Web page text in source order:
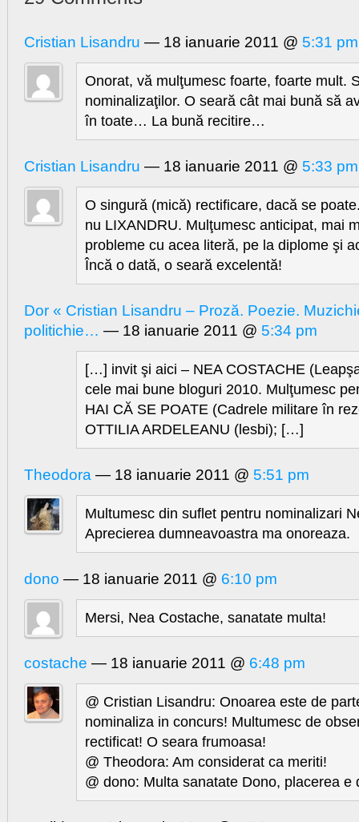
Cristian Lisandru — 18 ianuarie 2011 @ 5:31 pm
Onorat, vă mulţumesc foarte, foarte mult.
nominalizaţilor. O seară cât mai bună să
în toate… La bună recitire…
Cristian Lisandru — 18 ianuarie 2011 @ 5:33 pm
O singură (mică) rectificare, dacă se
nu LIXANDRU. Mulţumesc anticipat, mai
probleme cu acea literă, pe la diplome şi
Încă o dată, o seară excelentă!
Dor « Cristian Lisandru – Proză. Poezie.
politichie… — 18 ianuarie 2011 @ 5:34 pm
[…] invit şi aici – NEA COSTACHE
cele mai bune bloguri 2010. Mulţumesc
HAI CĂ SE POATE (Cadrele militare în
OTTILIA ARDELEANU (lesbi); […]
Theodora — 18 ianuarie 2011 @ 5:51 pm
Multumesc din suflet pentru nominalizari
Aprecierea dumneavoastra ma onoreaza.
dono — 18 ianuarie 2011 @ 6:10 pm
Mersi, Nea Costache, sanatate multa!
costache — 18 ianuarie 2011 @ 6:48 pm
@ Cristian Lisandru: Onoarea este de
nominaliza in concurs! Multumesc de
rectificat! O seara frumoasa!
@ Theodora: Am considerat ca meriti!
@ dono: Multa sanatate Dono, placerea e